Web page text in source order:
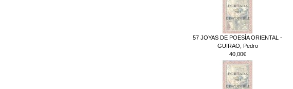
57 JOYAS DE POESÍA ORIENTAL -
GUIRAO, Pedro
40,00€